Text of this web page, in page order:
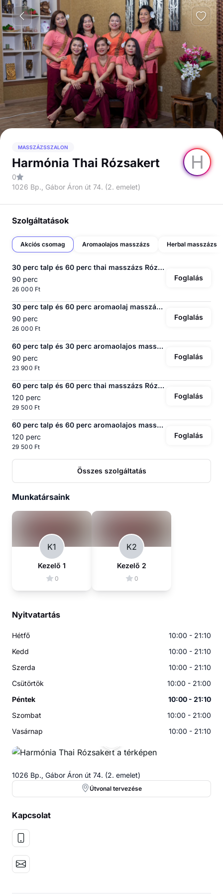
H
MASSZÁZSSZALON
Harmónia Thai Rózsakert
0
1026 Bp., Gábor Áron út 74. (2. emelet)
Szolgáltatások
Akciós csomag Aromaolajos masszázs Herbal masszázs
30 perc talp és 60 perc thai masszázs Rózsakert
90 perc
26 000 Ft
Foglalás
30 perc talp és 60 perc aromaolaj masszázs Rózsakert
90 perc
26 000 Ft
Foglalás
60 perc talp és 30 perc aromaolajos masszázs Rózsakert
90 perc
23 900 Ft
Foglalás
60 perc talp és 60 perc thai masszázs Rózsakert
120 perc
29 500 Ft
Foglalás
60 perc talp és 60 perc aromaolajos masszázs Rózsakert
120 perc
29 500 Ft
Foglalás
Összes szolgáltatás
Munkatársaink
K1
Kezelő 1
0
K2
Kezelő 2
0
Nyitvatartás
Hétfő
10:00 - 21:10
Kedd
10:00 - 21:10
Szerda
10:00 - 21:10
Csütörtök
10:00 - 21:00
Péntek
10:00 - 21:10
Szombat
10:00 - 21:00
Vasárnap
10:00 - 21:10
1026 Bp., Gábor Áron út 74. (2. emelet)
Útvonal tervezése
Kapcsolat